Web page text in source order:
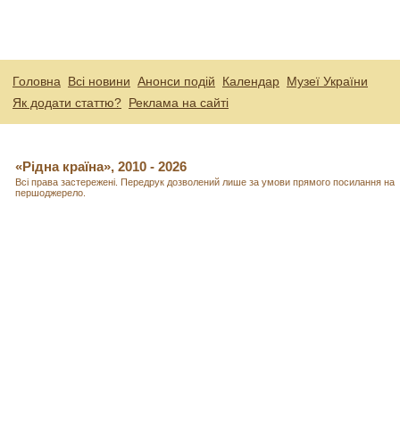
Головна Всі новини Анонси подій Календар Музеї України
Як додати статтю? Реклама на сайті
«Рідна країна», 2010 - 2026
Всі права застережені. Передрук дозволений лише за умови прямого посилання на
першоджерело.